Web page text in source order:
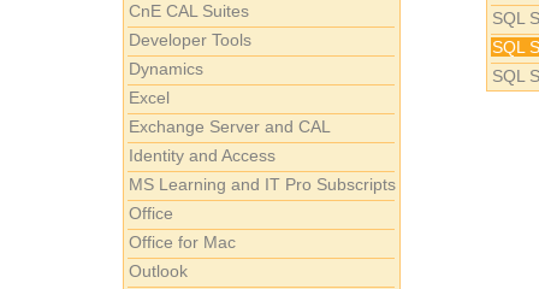
CnE CAL Suites
Developer Tools
Dynamics
Excel
Exchange Server and CAL
Identity and Access
MS Learning and IT Pro Subscripts
Office
Office for Mac
Outlook
SQL
SQL
SQL